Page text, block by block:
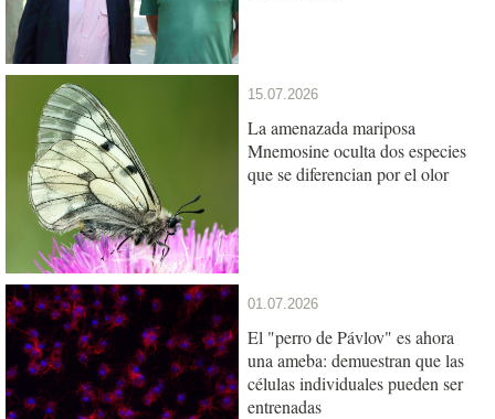
15.07.2026
La amenazada mariposa
Mnemosine oculta dos especies
que se diferencian por el olor
01.07.2026
El "perro de Pávlov" es ahora
una ameba: demuestran que las
células individuales pueden ser
entrenadas